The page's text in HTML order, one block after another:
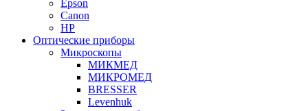
Epson
Canon
HP
Оптические приборы
Микроскопы
МИКМЕД
МИКРОМЕД
BRESSER
Levenhuk